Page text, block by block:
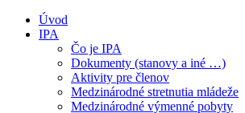
Úvod
IPA
Čo je IPA
Dokumenty (stanovy a iné …)
Aktivity pre členov
Medzinárodné stretnutia mládeže
Medzinárodné výmenné pobyty